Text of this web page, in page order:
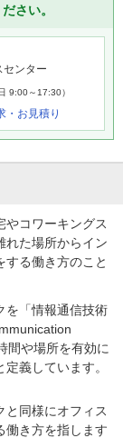
さい。
センター
9:00～17:30）
・お見積り
やコワーキングス
れた場所からイン
する働き方のこと
を「情報通信技術
間や場所を有効に
義しています。
と同様にオフィス
働き方を指します